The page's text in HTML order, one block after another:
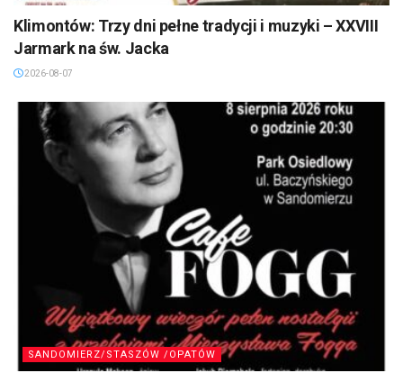
Klimontów: Trzy dni pełne tradycji i muzyki – XXVIII
Jarmark na św. Jacka
2026-08-07
SANDOMIERZ/STASZÓW /OPATÓW